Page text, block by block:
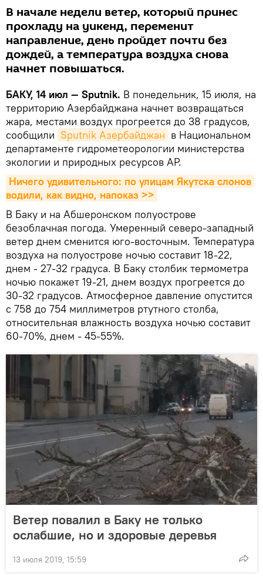
В начале недели ветер, который принес
прохладу на уикенд, переменит
направление, день пройдет почти без
дождей, а температура воздуха снова
начнет повышаться.
БАКУ, 14 июл — Sputnik. В понедельник, 15 июля, на
территорию Азербайджана начнет возвращаться
жара, местами воздух прогреется до 38 градусов,
сообщили Sputnik Азербайджан в Национальном
департаменте гидрометеорологии министерства
экологии и природных ресурсов АР.
Ничего удивительного: по улицам Якутска слонов
водили, как видно, напоказ >>
В Баку и на Абшеронском полуострове
безоблачная погода. Умеренный северо-западный
ветер днем сменится юго-восточным. Температура
воздуха на полуострове ночью составит 18-22,
днем - 27-32 градуса. В Баку столбик термометра
ночью покажет 19-21, днем воздух прогреется до
30-32 градусов. Атмосферное давление опустится
с 758 до 754 миллиметров ртутного столба,
относительная влажность воздуха ночью составит
60-70%, днем - 45-55%.
Ветер повалил в Баку не только
ослабшие, но и здоровые деревья
13 июля 2019, 15:59